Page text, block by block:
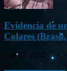
Evidencia de
Colares
Ene 21, 2012